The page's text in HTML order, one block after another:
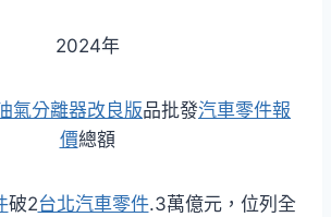
2024年
氣分離器改良版品批發汽車零件報
價總額
破2台北汽車零件.3萬億元，位列全